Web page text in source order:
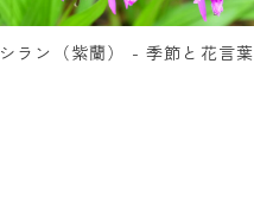
シラン（紫蘭） - 季節と花言葉